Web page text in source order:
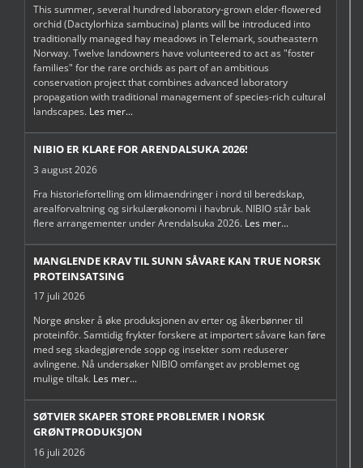
This summer, several hundred laboratory-grown elder-flowered
orchid (Dactylorhiza sambucina) plants will be introduced into
traditionally managed hay meadows in Telemark, southeastern
Norway. Twelve landowners have volunteered to act as "foster
families" for the rare orchids as part of an ambitious
conservation project that combines advanced laboratory
propagation with traditional management of species-rich cultural
landscapes. Les mer...
NIBIO ER KLARE FOR ARENDALSUKA 2026!
3 august 2026
Fra historiefortelling om klimaendringer i nord til beredskap,
arealforvaltning og sirkulærøkonomi i havbruk. NIBIO står bak
flere arrangementer under Arendalsuka 2026. Les mer...
MANGLENDE KRAV TIL SUNN SÅVARE KAN TRUE NORSK
PROTEINSATSING
17 juli 2026
Norge ønsker å øke produksjonen av erter og åkerbønner til
proteinfôr. Samtidig frykter forskere at importert såvare kan føre
med seg skadegjørende sopp og insekter som reduserer
avlingene. Nå undersøker NIBIO omfanget av problemet og
mulige tiltak. Les mer...
SØTVIER SKAPER STORE PROBLEMER I NORSK
GRØNTPRODUKSJON
16 juli 2026